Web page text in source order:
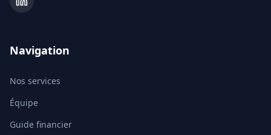
Navigation
Nos services
Équipe
Guide financier